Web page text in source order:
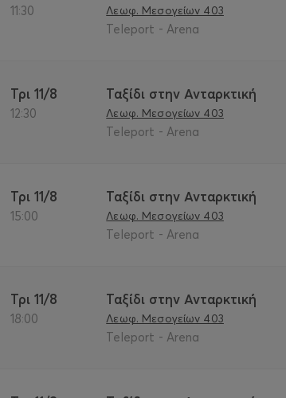
11:30 Λεωφ. Μεσογείων 403
Teleport - Arena
Τρι 11/8
12:30
Ταξίδι στην Ανταρκτική
Λεωφ. Μεσογείων 403
Teleport - Arena
Τρι 11/8
15:00
Ταξίδι στην Ανταρκτική
Λεωφ. Μεσογείων 403
Teleport - Arena
Τρι 11/8
18:00
Ταξίδι στην Ανταρκτική
Λεωφ. Μεσογείων 403
Teleport - Arena